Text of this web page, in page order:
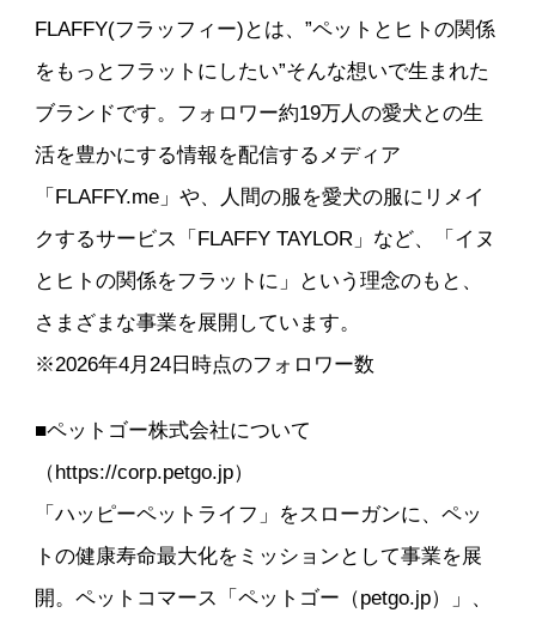
FLAFFY(フラッフィー)とは、”ペットとヒトの関係
をもっとフラットにしたい”そんな想いで生まれた
ブランドです。フォロワー約19万人の愛犬との生
活を豊かにする情報を配信するメディア
「FLAFFY.me」や、人間の服を愛犬の服にリメイ
クするサービス「FLAFFY TAYLOR」など、「イヌ
とヒトの関係をフラットに」という理念のもと、
さまざまな事業を展開しています。
※2026年4月24日時点のフォロワー数
■ペットゴー株式会社について
（https://corp.petgo.jp）
「ハッピーペットライフ」をスローガンに、ペッ
トの健康寿命最大化をミッションとして事業を展
開。ペットコマース「ペットゴー（petgo.jp）」、